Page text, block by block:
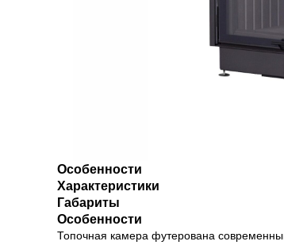
Особенности
Характеристики
Габариты
Особенности
Топочная камера футерована